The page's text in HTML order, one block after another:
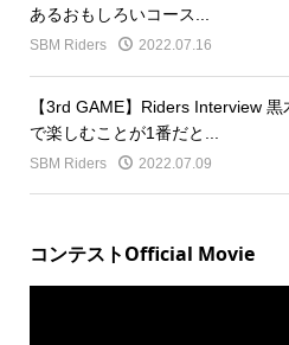
あるおもしろいコース...
SBM Riders 2022.07.16
【3rd GAME】Riders Interview
で楽しむことが1番だと...
SBM Riders 2022.07.09
コンテストOfficial Movie